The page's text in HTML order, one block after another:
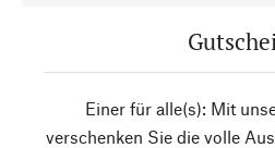
Einer für alle(s): Mit
verschenken Sie die volle